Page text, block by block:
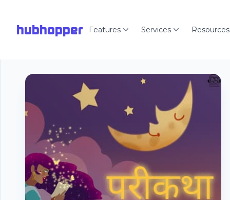
hubhopper Features Services Resources